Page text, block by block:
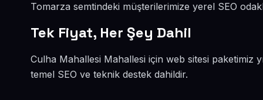
Tomarza semtindeki müşterilerimize yerel SEO
Tek Fiyat, Her Şey Dahil
Culha Mahallesi Mahallesi için web sitesi paketimiz
temel SEO ve teknik destek dahildir.